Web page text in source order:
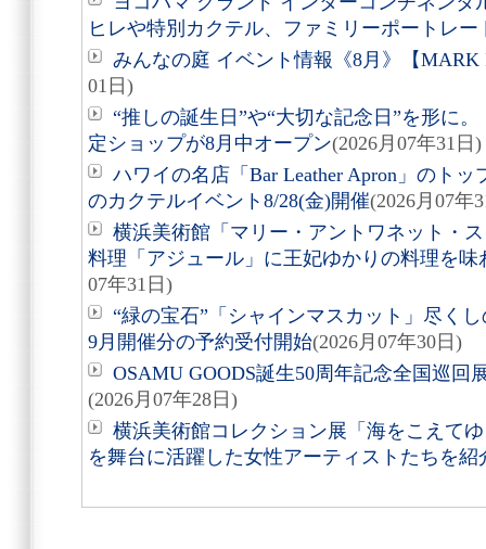
ヒレや特別カクテル、ファミリーポートレー
みんなの庭 イベント情報《8月》【MARK
01日)
“推しの誕生日”や“大切な記念日”を形に。
定ショップが8月中オープン(2026月07年31日)
ハワイの名店「Bar Leather Apron」のト
のカクテルイベント8/28(金)開催(2026月07年
横浜美術館「マリー・アントワネット・
料理「アジュール」に王妃ゆかりの料理を
07年31日)
“緑の宝石”「シャインマスカット」尽く
9月開催分の予約受付開始(2026月07年30日)
OSAMU GOODS誕生50周年記念全国巡回
(2026月07年28日)
横浜美術館コレクション展「海をこえて
を舞台に活躍した女性アーティストたちを紹